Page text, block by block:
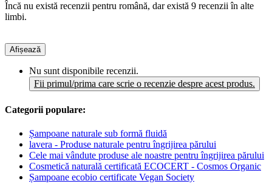
Încă nu există recenzii pentru română, dar există 9 recenzii în alte
limbi.
Afișează
Nu sunt disponibile recenzii.
Fii primul/prima care scrie o recenzie despre acest produs.
Categorii populare:
Șampoane naturale sub formă fluidă
lavera - Produse naturale pentru îngrijirea părului
Cele mai vândute produse ale noastre pentru îngrijirea părului
Cosmetică naturală certificată ECOCERT - Cosmos Organic
Șampoane ecobio certificate Vegan Society